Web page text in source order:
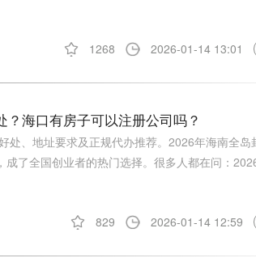
1268 2026-01-14 13:01
海口有房子可以注册公司吗？
处、地址要求及正规代办推荐。2026年海南全岛
成了全国创业者的热门选择。很多人都在问：
829 2026-01-14 12:59